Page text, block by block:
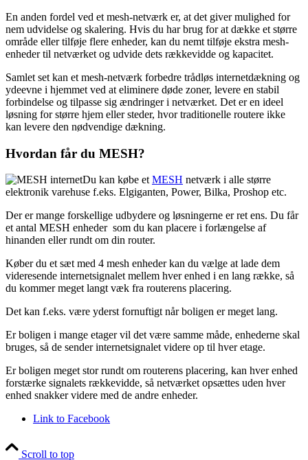
En anden fordel ved et mesh-netværk er, at det giver mulighed for
nem udvidelse og skalering. Hvis du har brug for at dække et større
område eller tilføje flere enheder, kan du nemt tilføje ekstra mesh-
enheder til netværket og udvide dets rækkevidde og kapacitet.
Samlet set kan et mesh-netværk forbedre trådløs internetdækning og
ydeevne i hjemmet ved at eliminere døde zoner, levere en stabil
forbindelse og tilpasse sig ændringer i netværket. Det er en ideel
løsning for større hjem eller steder, hvor traditionelle routere ikke
kan levere den nødvendige dækning.
Hvordan får du MESH?
Du kan købe et MESH netværk i alle større
elektronik varehuse f.eks. Elgiganten, Power, Bilka, Proshop etc.
Der er mange forskellige udbydere og løsningerne er ret ens. Du får
et antal MESH enheder som du kan placere i forlængelse af
hinanden eller rundt om din router.
Køber du et sæt med 4 mesh enheder kan du vælge at lade dem
videresende internetsignalet mellem hver enhed i en lang række, så
du kommer meget langt væk fra routerens placering.
Det kan f.eks. være yderst fornuftigt når boligen er meget lang.
Er boligen i mange etager vil det være samme måde, enhederne skal
bruges, så de sender internetsignalet videre op til hver etage.
Er boligen meget stor rundt om routerens placering, kan hver enhed
forstærke signalets rækkevidde, så netværket opsættes uden hver
enhed snakker videre med de andre enheder.
Link to Facebook
Scroll to top